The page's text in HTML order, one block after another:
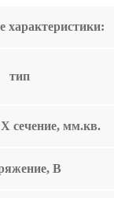
характеристики:
тип
сечение, мм.кв.
В